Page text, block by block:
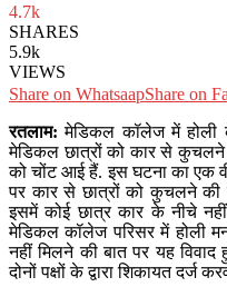
4.7k
SHARES
5.9k
VIEWS
Share on WhatsaapShare on
रतलाम: मेडिकल कॉलेज में होली के
मेडिकल छात्रों को कार से कुचलने
को चोंट आई हैं. इस घटना का एक
पर कार से छात्रों को कुचलने की
इसमें कोई छात्र कार के नीचे
मेडिकल कॉलेज परिसर में होली
नहीं मिलने की बात पर यह
दोनों पक्षों के द्वारा शिकायत दर्ज